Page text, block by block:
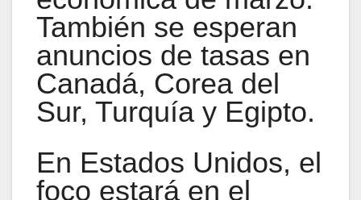
También se esperan
anuncios de tasas en
Canadá, Corea del
Sur, Turquía y Egipto.
En Estados Unidos, el
foco estará en el